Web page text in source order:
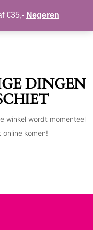
DINGEN
winkel wordt momenteel
komen!
€35,- Negeren